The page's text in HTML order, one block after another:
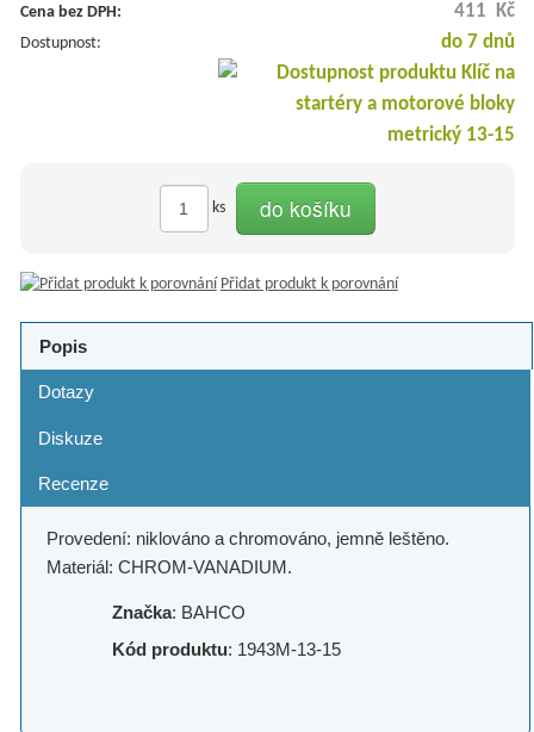
Cena bez DPH: 411 Kč
Dostupnost: do 7 dnů
ks do košíku
Přidat produkt k porovnání
Popis
Dotazy
Diskuze
Recenze
Provedení: niklováno a chromováno, jemně leštěno.
Materiál: CHROM-VANADIUM.
Značka: BAHCO
Kód produktu: 1943M-13-15